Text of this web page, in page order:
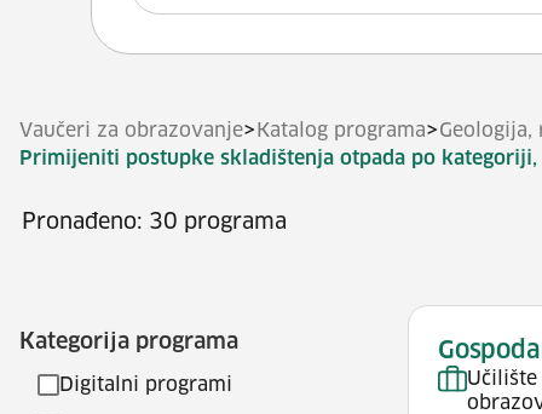
Vaučeri za obrazovanje> Katalog programa>
Primijeniti postupke skladištenja otpada po
Pronađeno: 30 programa
Kategorija programa
Digitalni programi
Učilište